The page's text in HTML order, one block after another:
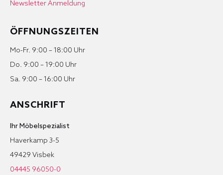
Newsletter Anmeldung
ÖFFNUNGSZEITEN
Mo-Fr. 9:00 – 18:00 Uhr
Do. 9:00 – 19:00 Uhr
Sa. 9:00 – 16:00 Uhr
ANSCHRIFT
Ihr Möbelspezialist
Haverkamp 3-5
49429 Visbek
04445 96050-0